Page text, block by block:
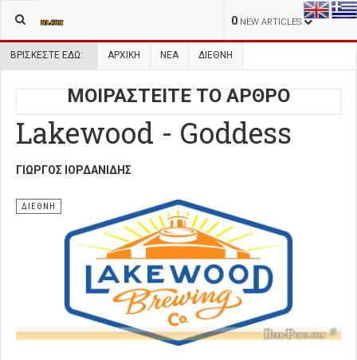
0 NEW ARTICLES
ΒΡΊΣΚΕΣΤΕ ΕΔΏ: ΑΡΧΙΚΉ ΝΕΑ ΔΙΕΘΝΗ
ΜΟΙΡΑΣΤΕΙΤΕ ΤΟ ΑΡΘΡΟ
Lakewood - Goddess
ΓΙΏΡΓΟΣ ΙΟΡΔΑΝΊΔΗΣ
ΔΙΕΘΝΗ